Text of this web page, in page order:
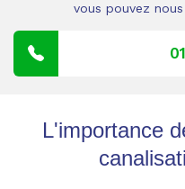
vous pouvez
L'importance